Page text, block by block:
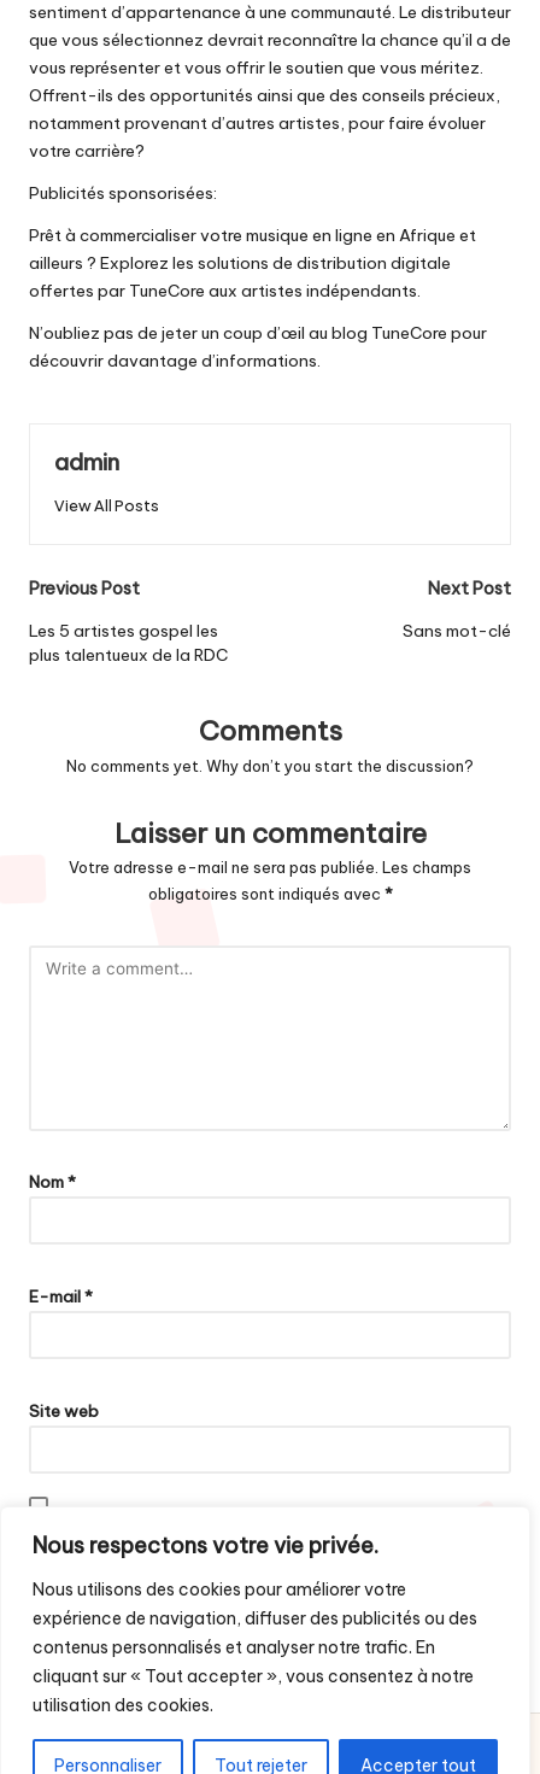
Nous respectons votre vie privée.
Nous utilisons des cookies pour améliorer votre
expérience de navigation, diffuser des publicités ou des
contenus personnalisés et analyser notre trafic. En
cliquant sur « Tout accepter », vous consentez à notre
utilisation des cookies.
Personnaliser Tout rejeter Accepter tout
sentiment d’appartenance à une communauté. Le distributeur
que vous sélectionnez devrait reconnaître la chance qu’il a de
vous représenter et vous offrir le soutien que vous méritez.
Offrent-ils des opportunités ainsi que des conseils précieux,
notamment provenant d’autres artistes, pour faire évoluer
votre carrière?
Publicités sponsorisées:
Prêt à commercialiser votre musique en ligne en Afrique et
ailleurs ? Explorez les solutions de distribution digitale
offertes par TuneCore aux artistes indépendants.
N’oubliez pas de jeter un coup d’œil au blog TuneCore pour
découvrir davantage d’informations.
admin
View All Posts
Post
navigation
Previous Post
Les 5 artistes gospel les
plus talentueux de la RDC
Next Post
Sans mot-clé
Comments
No comments yet. Why don’t you start the discussion?
Laisser un commentaire
Votre adresse e-mail ne sera pas publiée. Les champs
obligatoires sont indiqués avec *
Nom*
E-mail*
Site web
pour mon prochain commentaire.